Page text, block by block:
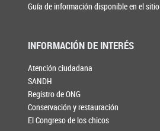
Guía de información disponible en el sitio
INFORMACIÓN DE INTERÉS
Atención ciudadana
SANDH
Registro de ONG
Conservación y restauración
El Congreso de los chicos